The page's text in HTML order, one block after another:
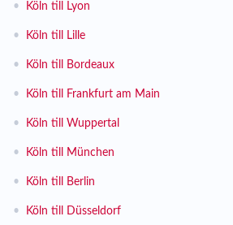
• Köln till Lyon
• Köln till Lille
• Köln till Bordeaux
• Köln till Frankfurt am Main
• Köln till Wuppertal
• Köln till München
• Köln till Berlin
• Köln till Düsseldorf